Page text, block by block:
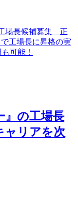
』の工場長
ャリアを次